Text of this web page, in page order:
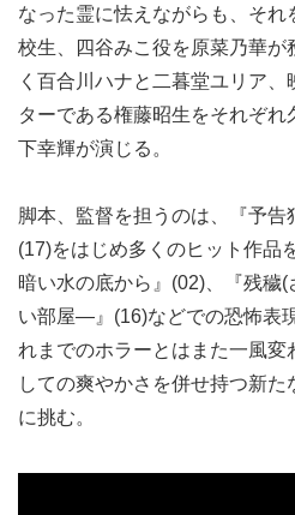
なった霊に怯えながらも、そ
校生、四谷みこ役を原菜乃華が
く百合川ハナと二暮堂ユリア、
ターである権藤昭生をそれぞ
下幸輝が演じる。
脚本、監督を担うのは、『予告
(17)をはじめ多くのヒット作品
暗い水の底から』(02)、『残穢
い部屋―』(16)などでの恐怖表
れまでのホラーとはまた一風変
しての爽やかさを併せ持つ新
に挑む。